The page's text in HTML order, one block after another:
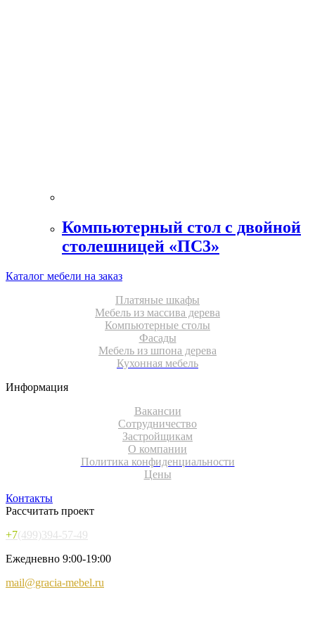
Компьютерный стол с двойной
столешницей «ПС3»
Каталог мебели на заказ
Платяные шкафы
Мебель из массива дерева
Компьютерные столы
Фасады
Мебель из шпона дерева
Кухонная мебель
Информация
Вакансии
Сотрудничество
Застройщикам
О компании
Политика конфиденциальности
Цены
Контакты
Рассчитать проект
+7(499)394-57-49
Ежедневно 9:00-19:00
mail@gracia-mebel.ru